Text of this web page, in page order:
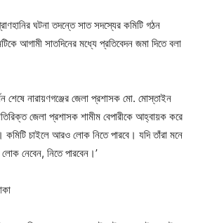
ঘটনা তদন্তে সাত সদস্যের কমিটি গঠন
আগামী সাতদিনের মধ্যে প্রতিবেদন জমা দিতে বলা
শেষে নারায়ণগঞ্জের জেলা প্রশাসক মো. মোস্তাইন
জেলা প্রশাসক শামীম বেপারীকে আহ্বায়ক করে
চাইলে আরও লোক নিতে পারবে। যদি তাঁরা মনে
নেবেন, নিতে পারবেন।’